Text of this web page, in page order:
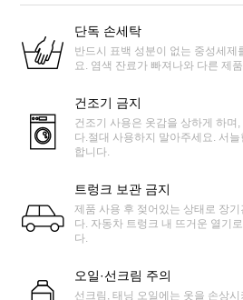
단독 손세탁
반드시 표백 성분이 없는 중성세제
요. 염색 잔료가 빠져나와 다른 제
건조기 금지
건조기 사용은 옷감을 상하게 하며
다.절대 사용하지 말아주세요. 서
합니다.
트렁크 보관 금지
제품 사용 후 젖어있는 상태로 장
다. 자동차 트렁크 내 뜨거운 열기
다.
오일·선크림 주의
선크림, 태닝 오일에는 옷을 손상